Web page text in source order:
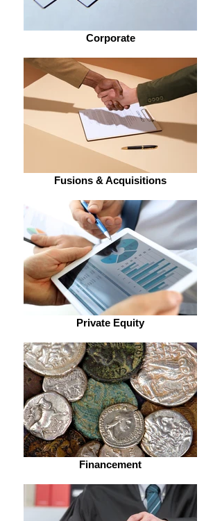
Corporate
Fusions & Acquisitions
Private Equity
Financement